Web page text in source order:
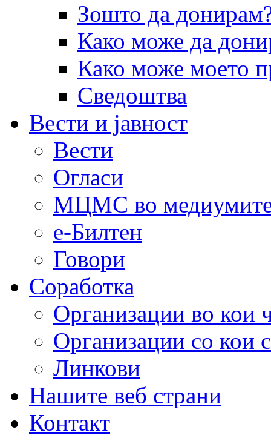
Зошто да
Како може да
Како може моето
Сведоштва
Вести и јавност
Вести
Огласи
МЦМС во
е-Билтен
Говори
Соработка
Организации во кои
Организации со кои
Линкови
Нашите веб страни
Контакт